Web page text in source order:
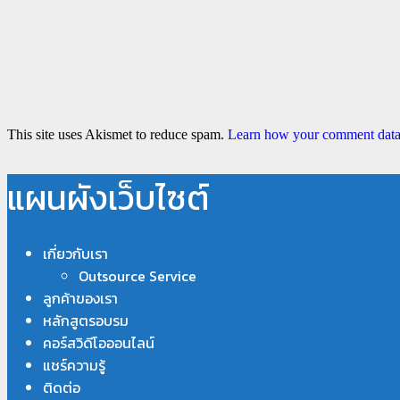
This site uses Akismet to reduce spam. Learn how your comment
แผนผังเว็บไซต์
เกี่ยวกับเรา
Outsource Service
ลูกค้าของเรา
หลักสูตรอบรม
คอร์สวิดีโอออนไลน์
แชร์ความรู้
ติดต่อ